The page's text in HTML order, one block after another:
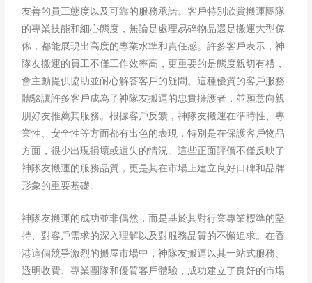
友善的員工態度以及可靠的服務承諾。客戶特別欣賞搬運團隊
的專業技能和細心態度，無論是處理易碎物品還是搬運大型傢
俬，都能展現出高度的專業水準和責任感。許多客戶表示，神
隊友搬運的員工不僅工作效率高，更重要的是態度親切有禮，
會主動提供協助並耐心解答客戶的疑問。這種優質的客戶服務
體驗讓許多客戶成為了神隊友搬運的忠實擁護者，並願意向親
朋好友推薦其服務。根據客戶反饋，神隊友搬運在準時性、專
業性、安全性等方面都有出色的表現，特別是在保護客戶物品
方面，很少出現損壞或遺失的情況。這些正面評價不僅反映了
神隊友搬運的服務品質，更是其在市場上建立良好口碑和品牌
形象的重要基礎。
神隊友搬運的成功並非偶然，而是基於其對行業專業標準的堅
持、對客戶需求的深入理解以及對服務品質的不懈追求。在香
港這個競爭激烈的搬屋市場中，神隊友搬運以其一站式服務、
透明收費、專業團隊和優質客戶體驗，成功建立了良好的市場